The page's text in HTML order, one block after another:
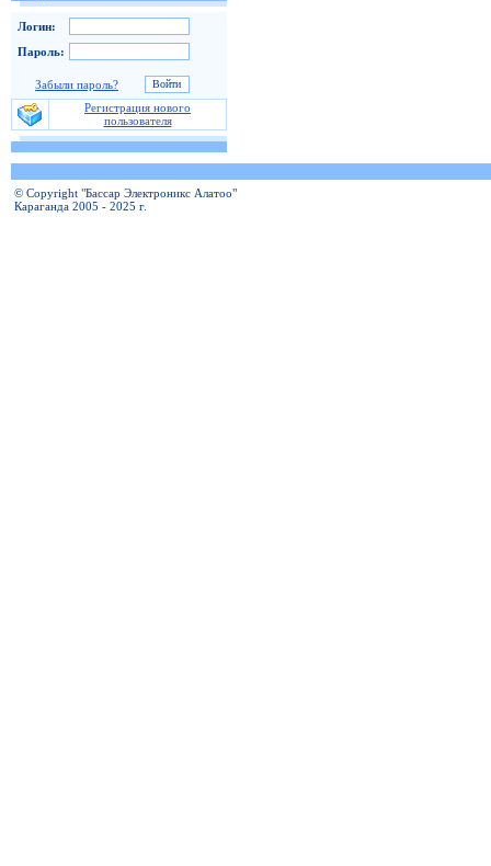
Логин:
Пароль:
Забыли пароль?
Регистрация нового
пользователя
© Copyright "Бассар Электроникс Алатоо"
Караганда 2005 - 2025 г.